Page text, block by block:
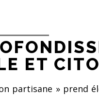
ET
partisane » prend